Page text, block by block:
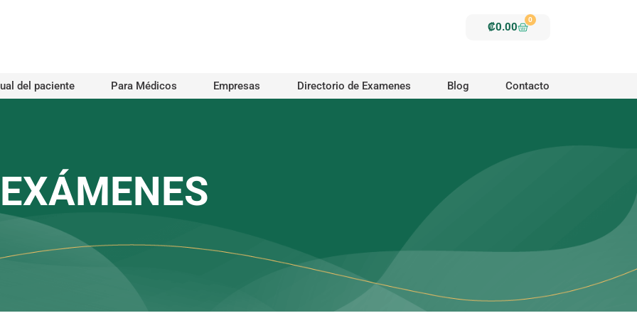
₡0.00
0
Carrito
del paciente Para Médicos Empresas Directorio de Examenes Blog Contacto